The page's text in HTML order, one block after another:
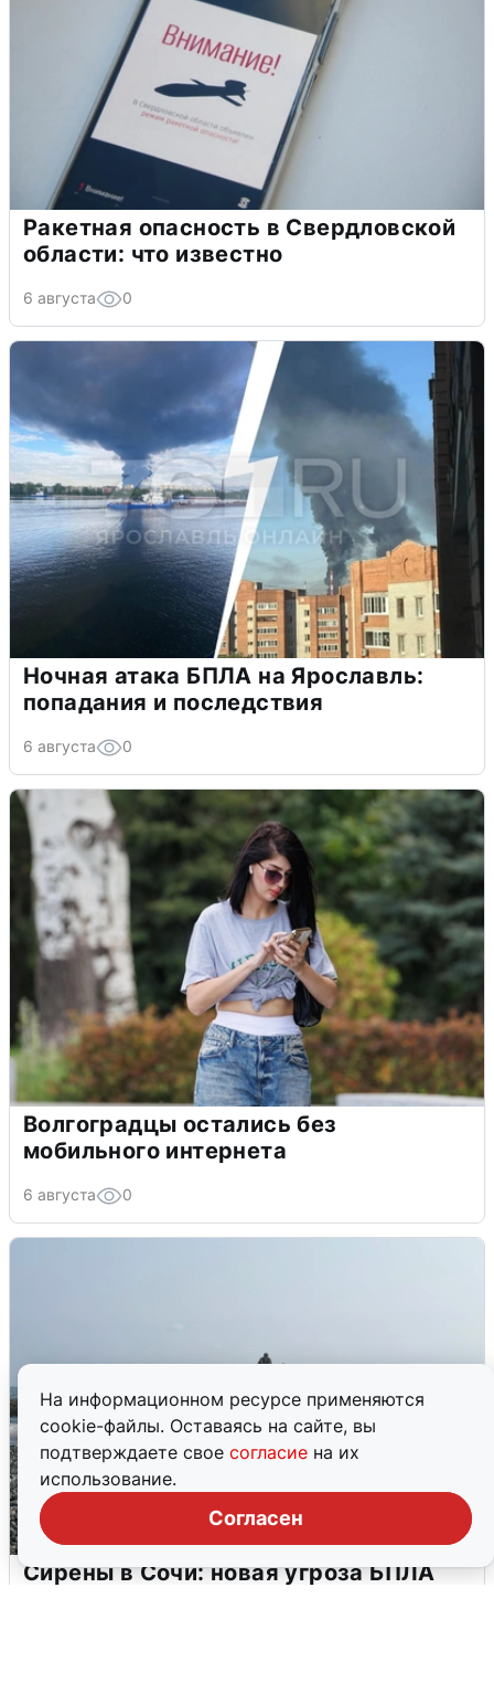
На информационном ресурсе применяются
cookie-файлы. Оставаясь на сайте, вы
подтверждаете свое согласие на их
использование.
Согласен
Ракетная опасность в Свердловской
области: что известно
6 августа 0
Ночная атака БПЛА на Ярославль:
попадания и последствия
6 августа 0
Волгоградцы остались без
мобильного интернета
6 августа 0
Сирены в Сочи: новая угроза БПЛА